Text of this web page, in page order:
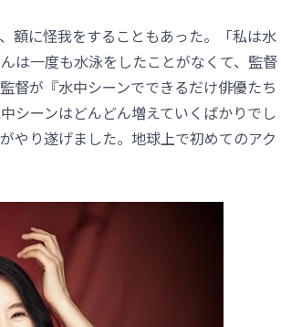
額に怪我をすることもあった。「私は水
は一度も水泳をしたことがなくて、監督
督が『水中シーンでできるだけ俳優たち
シーンはどんどん増えていくばかりでし
やり遂げました。地球上で初めてのアク